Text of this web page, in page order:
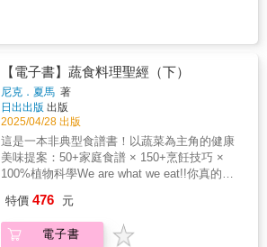
【電子書】蔬食料理聖經（下）
尼克．夏馬 著
日出出版 出版
2025/04/28 出版
這是一本非典型食譜書！以蔬菜為主角的健康
美味提案：50+家庭食譜 × 150+烹飪技巧 ×
100%植物科學We are what we eat!!你真的認
術到美味食譜，帶你發掘蔬菜美味本質的無限
可能。本書深入研究蔬菜類別，從根莖類到豆
類，再到綠葉蔬菜等。作者夏馬介紹了15類蔬
特價 476 元
電子書